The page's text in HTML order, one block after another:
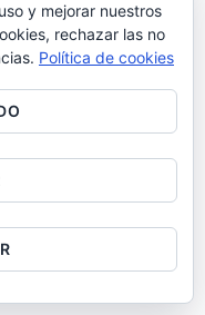
y mejorar nuestros
rechazar las no
Política de cookies